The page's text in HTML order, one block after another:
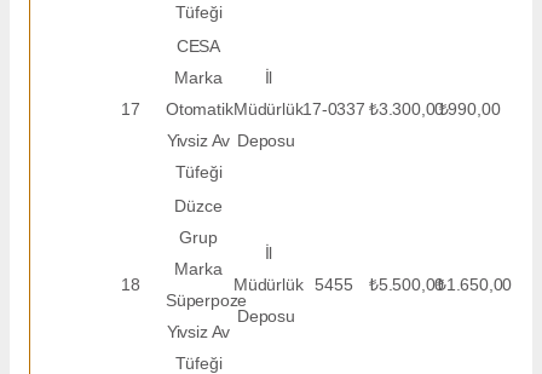
Tüfeği
17
CESA
Marka
Otomatik
Yivsiz Av
Tüfeği
İl
Müdürlük
Deposu
17-0337 ₺3.300,00₺990,00
18
Düzce
Grup
Marka
Süperpoze
Yivsiz Av
Tüfeği
İl
Müdürlük
Deposu
5455 ₺5.500,00₺1.650,00